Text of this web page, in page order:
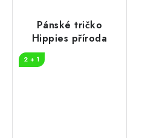
Pánské tričko
Hippies příroda
2 + 1